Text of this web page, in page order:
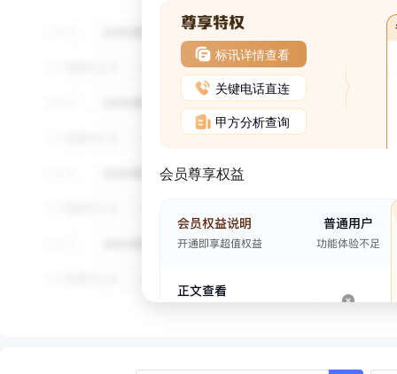
标讯详情查看
关键电话直连
甲方分析查询
会员尊享权益